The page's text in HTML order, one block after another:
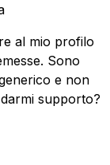
al mio profilo
Sono
e non
supporto?